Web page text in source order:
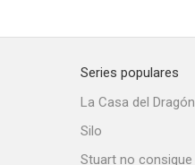
Series populares
La Casa del Dragón
Silo